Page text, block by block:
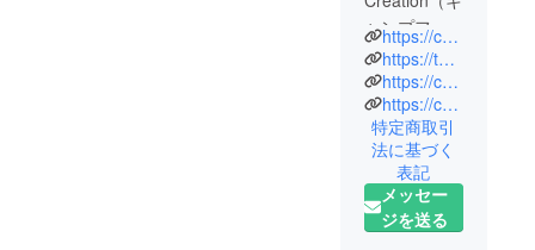
ャンプファ
イヤー クリ
エーショ
ン）」は、
株式会社
CAMPFIRE
の商品企画
チームで
す。
https://camp-fire.jp/creation
https://twitter.com/CF_Creation
https://camp-fire.jp/privacy
https://camp-fire.jp/inquiries
特定商取引
法に基づく
表記
メッセー
ジを送る